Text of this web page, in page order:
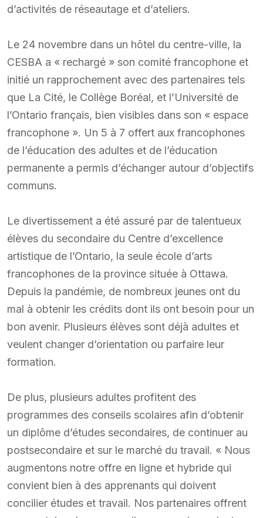
d’activités de réseautage et d’ateliers.
Le 24 novembre dans un hôtel du centre-ville, la
CESBA a « rechargé » son comité francophone et
initié un rapprochement avec des partenaires tels
que La Cité, le Collège Boréal, et l’Université de
l’Ontario français, bien visibles dans son « espace
francophone ». Un 5 à 7 offert aux francophones
de l’éducation des adultes et de l’éducation
permanente a permis d’échanger autour d’objectifs
communs.
Le divertissement a été assuré par de talentueux
élèves du secondaire du Centre d’excellence
artistique de l’Ontario, la seule école d’arts
francophones de la province située à Ottawa.
Depuis la pandémie, de nombreux jeunes ont du
mal à obtenir les crédits dont ils ont besoin pour un
bon avenir. Plusieurs élèves sont déjà adultes et
veulent changer d’orientation ou parfaire leur
formation.
De plus, plusieurs adultes profitent des
programmes des conseils scolaires afin d’obtenir
un diplôme d’études secondaires, de continuer au
postsecondaire et sur le marché du travail. « Nous
augmentons notre offre en ligne et hybride qui
convient bien à des apprenants qui doivent
concilier études et travail. Nos partenaires offrent